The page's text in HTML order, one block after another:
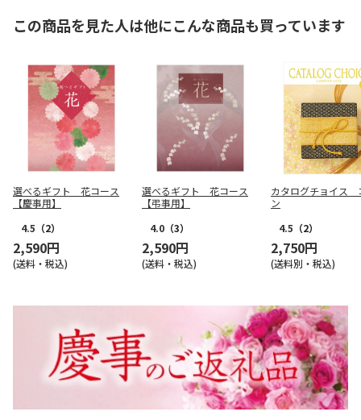
この商品を見た人は他にこんな商品も買っています
選べるギフト 花コース
【慶事用】
4.5 （2）
2,590円
(送料・税込)
選べるギフト 花コース
【弔事用】
4.0 （3）
2,590円
(送料・税込)
カタログチョイス
ン
4.5 （2）
2,750円
(送料別・税込)